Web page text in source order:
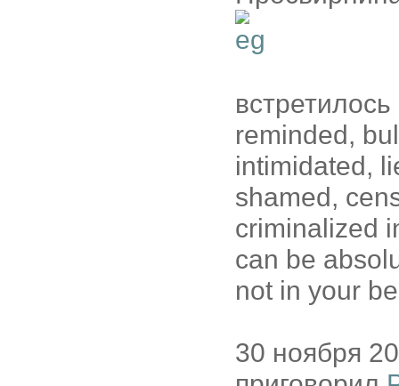
reminded,
intimidated,
shamed,
criminalized
can be
not in your
30 ноября